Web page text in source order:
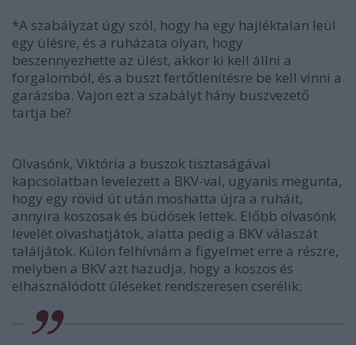
*A szabályzat úgy szól, hogy ha egy hajléktalan leül
egy ülésre, és a ruházata olyan, hogy
beszennyezhette az ülést, akkor ki kell állni a
forgalomból, és a buszt fertőtlenítésre be kell vinni a
garázsba. Vajon ezt a szabályt hány buszvezető
tartja be?
Olvasónk, Viktória a buszok tisztaságával
kapcsolatban levelezett a BKV-val, ugyanis megunta,
hogy egy rövid út után moshatta újra a ruháit,
annyira koszosak és büdösek lettek. Előbb olvasónk
levelét olvashatjátok, alatta pedig a BKV válaszát
találjátok. Külön felhívnám a figyelmet erre a részre,
melyben a BKV azt hazudja, hogy a koszos és
elhasználódott üléseket rendszeresen cserélik: